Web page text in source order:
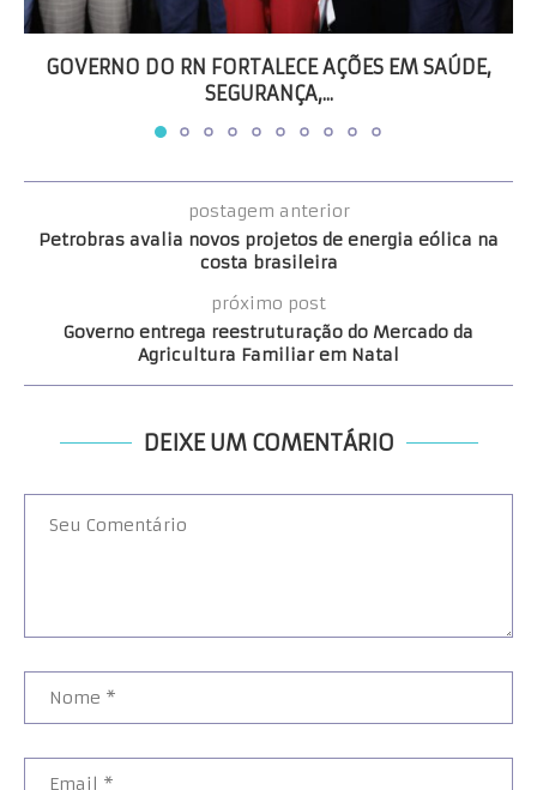
GOVERNO DO RN FORTALECE AÇÕES EM SAÚDE,
SEGURANÇA,...
postagem anterior
Petrobras avalia novos projetos de energia eólica na
costa brasileira
próximo post
Governo entrega reestruturação do Mercado da
Agricultura Familiar em Natal
DEIXE UM COMENTÁRIO